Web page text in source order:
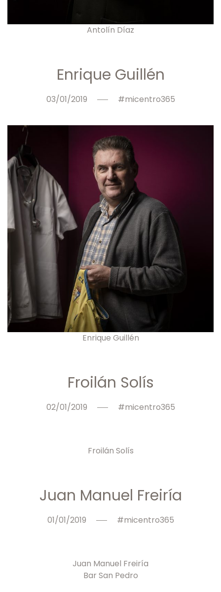
Antolín Díaz
Enrique Guillén
03/01/2019 #micentro365
Enrique Guillén
Froilán Solís
02/01/2019 #micentro365
Froilán Solís
Juan Manuel Freiría
01/01/2019 #micentro365
Juan Manuel Freiría
Bar San Pedro